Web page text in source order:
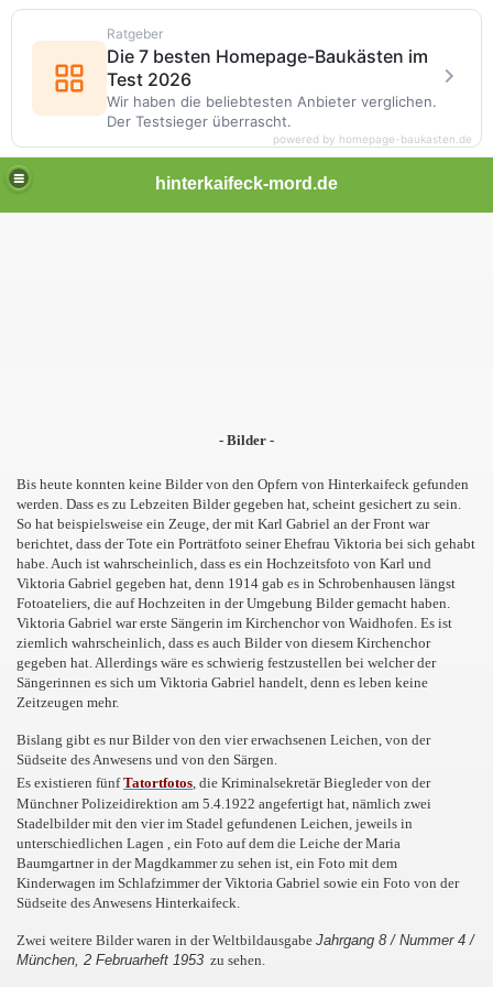
hinterkaifeck-mord.de
- Bilder -
Bis heute konnten keine Bilder von den Opfern von Hinterkaifeck gefunden
werden. Dass es zu Lebzeiten Bilder gegeben hat, scheint gesichert zu sein.
So hat beispielsweise ein Zeuge, der mit Karl Gabriel an der Front war
berichtet, dass der Tote ein Porträtfoto seiner Ehefrau Viktoria bei sich gehabt
habe. Auch ist wahrscheinlich, dass es ein Hochzeitsfoto von Karl und
Viktoria Gabriel gegeben hat, denn 1914 gab es in Schrobenhausen längst
Fotoateliers, die auf Hochzeiten in der Umgebung Bilder gemacht haben.
Viktoria Gabriel war erste Sängerin im Kirchenchor von Waidhofen. Es ist
ziemlich wahrscheinlich, dass es auch Bilder von diesem Kirchenchor
gegeben hat. Allerdings wäre es schwierig festzustellen bei welcher der
Sängerinnen es sich um Viktoria Gabriel handelt, denn es leben keine
Zeitzeugen mehr.
Bislang gibt es nur Bilder von den vier erwachsenen Leichen, von der
Südseite des Anwesens und von den Särgen.
Es existieren fünfTatortfotos , die Kriminalsekretär Biegleder von der
Münchner Polizeidirektion am 5.4.1922 angefertigt hat, nämlich zwei
Stadelbilder mit den vier im Stadel gefundenen Leichen, jeweils in
unterschiedlichen Lagen , ein Foto auf dem die Leiche der Maria
Baumgartner in der Magdkammer zu sehen ist, ein Foto mit dem
Kinderwagen im Schlafzimmer der Viktoria Gabriel sowie ein Foto von der
Südseite des Anwesens Hinterkaifeck.
Zwei weitere Bilder waren in der Weltbildausgabe Jahrgang 8 / Nummer 4 /
München, 2 Februarheft 1953 zu sehen.
Ratgeber
Die 7 besten Homepage-Baukästen im
Test 2026
Wir haben die beliebtesten Anbieter verglichen.
Der Testsieger überrascht.
powered by homepage-baukasten.de